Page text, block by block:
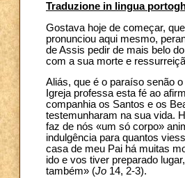
Traduzione in lingua
Gostava hoje de começar,
pronunciou aqui mesmo,
de Assis pedir de mais belo
com a sua morte e
Aliás, que é o paraíso senão
Igreja professa esta fé ao
companhia os Santos e os
testemunharam na sua vida.
faz de nós «um só corpo»
indulgência para quantos
casa de meu Pai há muitas
ido e vos tiver preparado
também» (Jo 14, 2-3).